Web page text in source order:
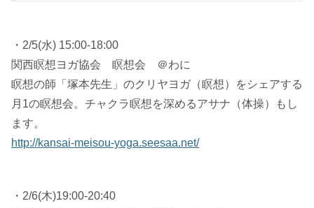
・2/5(水) 15:00-18:00
関西瞑想ヨガ協会 瞑想会 ＠わに
瞑想の師「塚本先生」のクリヤヨガ（瞑想）をシェアする
月1の瞑想会。チャクラ瞑想を深めるアサナ（体操）もし
ます。
http://kansai-meisou-yoga.seesaa.net/
・2/6(木)19:00-20:40